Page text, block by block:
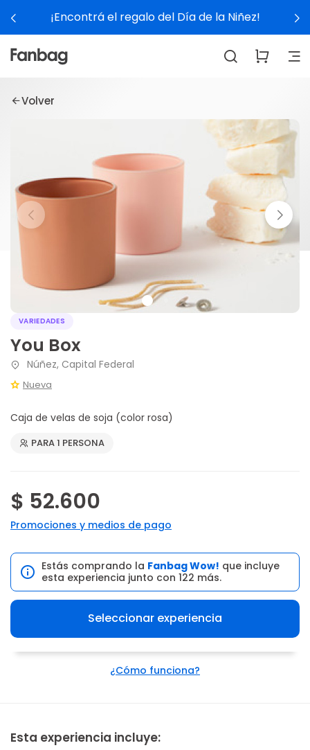
¡Encontrá el regalo del Día de la Niñez!
Volver
VARIEDADES
You Box
Núñez, Capital Federal
Nueva
Caja de velas de soja (color rosa)
PARA 1 PERSONA
$ 52.600
Promociones y medios de pago
Estás comprando la Fanbag Wow! que incluye
esta experiencia junto con 122 más.
Seleccionar experiencia
¿Cómo funciona?
Esta experiencia incluye: